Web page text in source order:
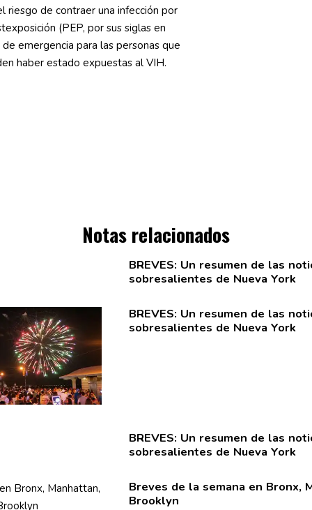
riesgo de contraer una infección por
(PEP, por sus siglas en
emergencia para las personas que
haber estado expuestas al VIH.
Notas relacionados
BREVES: Un resumen de las
sobresalientes de Nueva York
BREVES: Un resumen de las
sobresalientes de Nueva York
BREVES: Un resumen de las
sobresalientes de Nueva York
Breves de la semana en Bronx,
Brooklyn